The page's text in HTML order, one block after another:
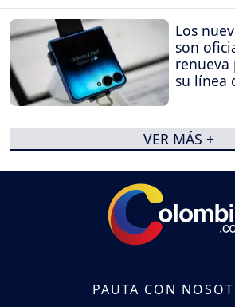
Los
son
renueva
su línea
plegables
VER MÁS +
PAUTA CON